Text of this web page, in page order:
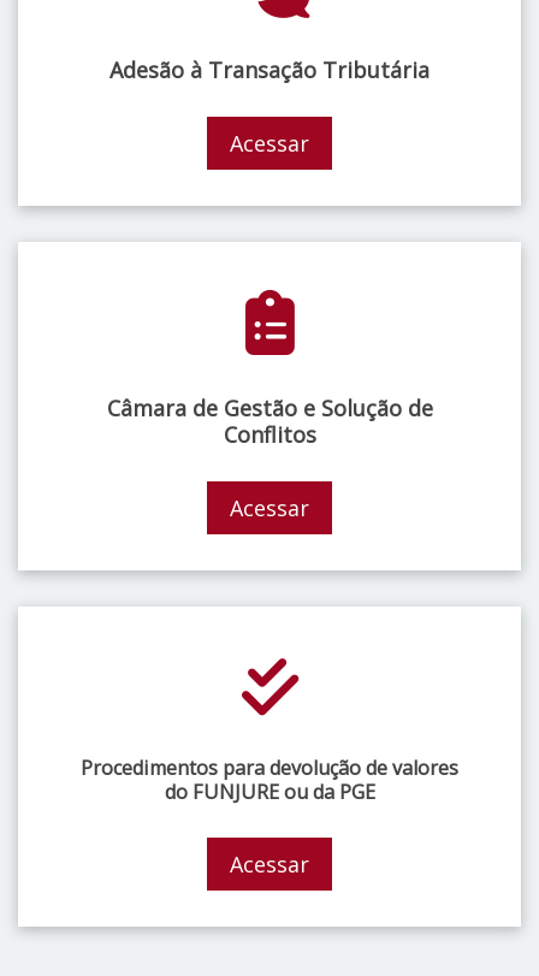
Adesão à Transação Tributária
Acessar
Câmara de Gestão e Solução de
Conflitos
Acessar
Procedimentos para devolução de valores
do FUNJURE ou da PGE
Acessar